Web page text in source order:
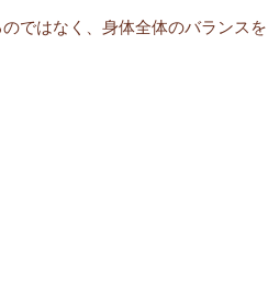
ではなく、身体全体のバランスを